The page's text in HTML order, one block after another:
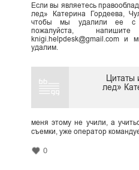
Если вы являетесь
лед» Катерина Гордеева,
чтобы мы удалили ее с
пожалуйста,
knigi.helpdesk@gmail.com и
удалим.
Цитаты
лед»
меня этому не учили, а
съемки, уже оператор
0